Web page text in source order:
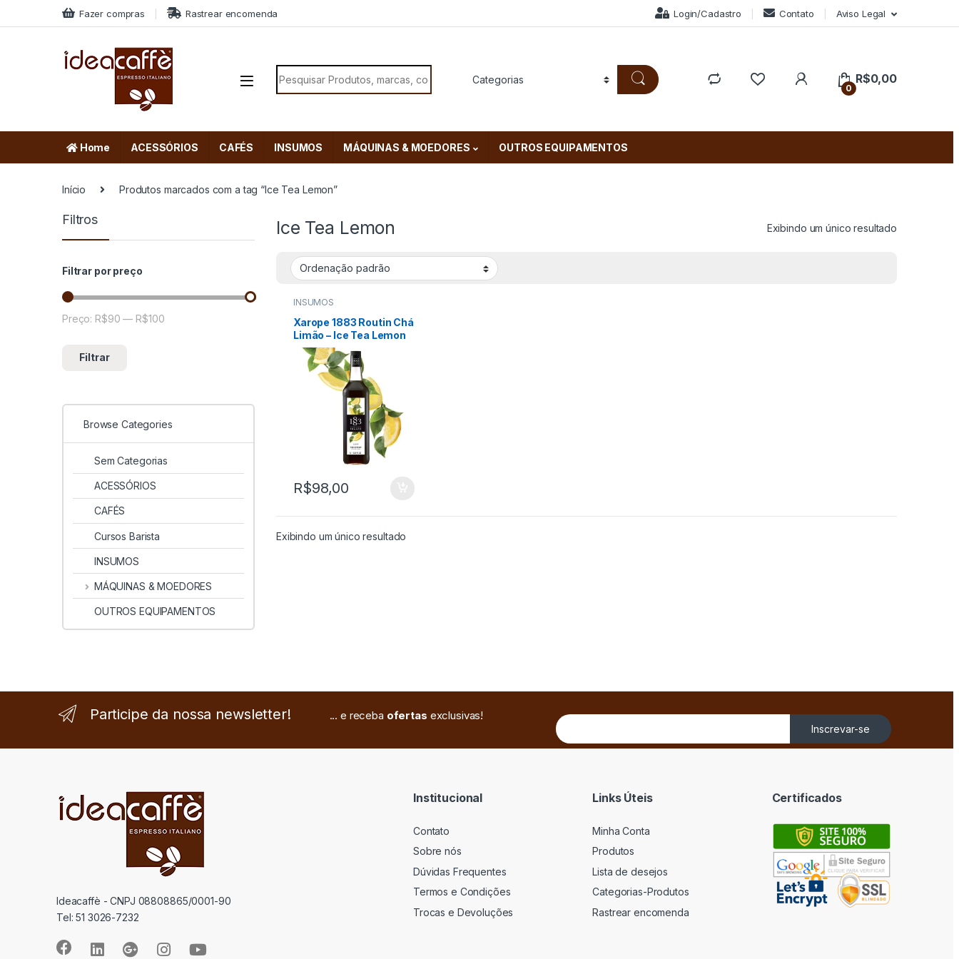
Skip to navigation
Skip to content Fazer compras Rastrear encomenda Login/Cadastro Contato Aviso Legal
Search for:
0
R$0,00
Home ACESSÓRIOS CAFÉS INSUMOS MÁQUINAS & MOEDORES OUTROS EQUIPAMENTOS
Início Produtos marcados com a tag “Ice Tea Lemon”
Ice Tea Lemon Exibindo um único resultado
INSUMOS
Xarope 1883 Routin Chá
Limão – Ice Tea Lemon
1000ml
R$98,00
Exibindo um único resultado
Filtros
Filtrar por preço
Preço mínimo
Preço máximo
Filtrar
Preço: R$90 — R$100
Browse Categories
Sem Categorias
ACESSÓRIOS
CAFÉS
Cursos Barista
INSUMOS
MÁQUINAS & MOEDORES
OUTROS EQUIPAMENTOS
Participe da nossa newsletter! ... e receba ofertas exclusivas!
Inscrevar-se
Ideacaffè - CNPJ 08808865/0001-90
Tel: 51 3026-7232
Institucional
Contato
Sobre nós
Dúvidas Frequentes
Termos e Condições
Trocas e Devoluções
Links Úteis
Minha Conta
Produtos
Lista de desejos
Categorias-Produtos
Rastrear encomenda
Certificados